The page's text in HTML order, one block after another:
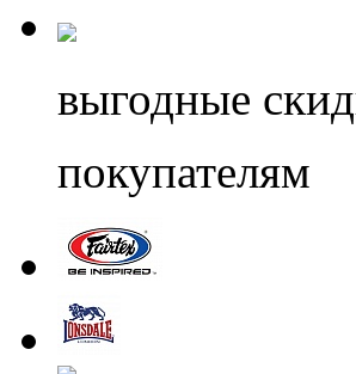
выгодные
покупателям